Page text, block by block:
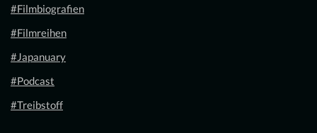
#Filmbiografien
#Filmreihen
#Japanuary
#Podcast
#Treibstoff